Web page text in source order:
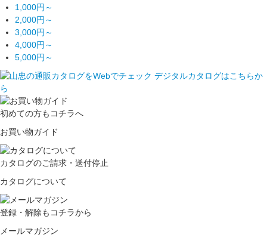
1,000円～
2,000円～
3,000円～
4,000円～
5,000円～
初めての方もコチラへ
お買い物ガイド
カタログのご請求・送付停止
カタログについて
登録・解除もコチラから
メールマガジン